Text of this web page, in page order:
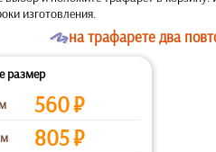
изготовления.
Oна трафарете два
размер
560₽
805₽